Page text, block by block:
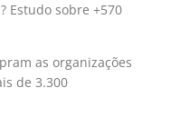
Estudo sobre +570
as organizações
de 3.300